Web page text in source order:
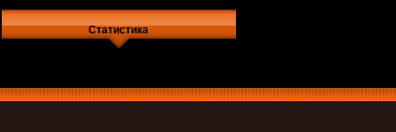
Статистика